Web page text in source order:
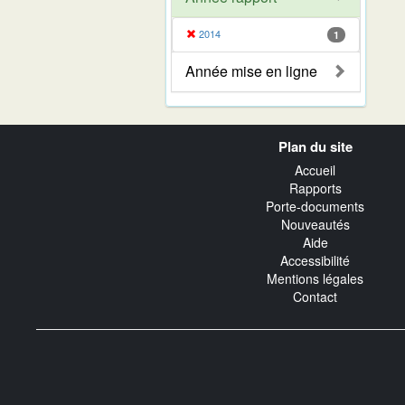
2014 1
Année mise en ligne
Plan du site
Accueil
Rapports
Porte-documents
Nouveautés
Aide
Accessibilité
Mentions légales
Contact